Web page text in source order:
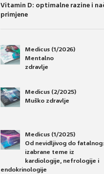
Vitamin D: optimalne razine i
primjene
Medicus (1/2026)
Mentalno
zdravlje
Medicus (2/2025)
Muško zdravlje
Medicus (1/2025)
Od nevidljivog do fatalnog:
izabrane teme iz
kardiologije, nefrologije i
endokrinologije